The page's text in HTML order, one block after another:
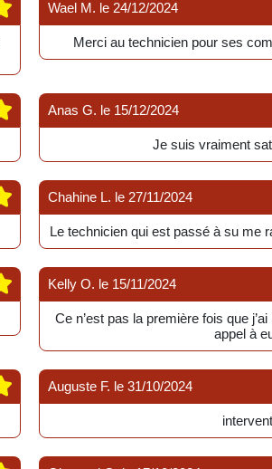
Wael M. le 24/12/2024
Merci au technicien pour ses
Anas G. le 15/12/2024
Je suis vraiment
Chahine L. le 27/11/2024
Le technicien qui est passé à su me
Kelly O. le 15/11/2024
Ce n’est pas la première fois que
appel à
Auguste F. le 31/10/2024